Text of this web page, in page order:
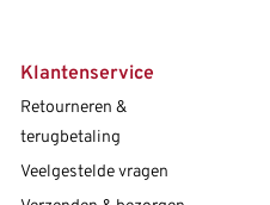
Klantenservice
Retourneren &
terugbetaling
Veelgestelde vragen